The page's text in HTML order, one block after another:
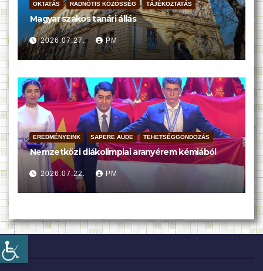
OKTATÁS RADNÓTIS KÖZÖSSÉG TÁJÉKOZTATÁS
Magyar szakos tanári állás
2026.07.27. PM
EREDMÉNYEINK SAPERE AUDE TEHETSÉGGONDOZÁS
Nemzetközi diákolimpiai aranyérem kémiából
2026.07.22. PM